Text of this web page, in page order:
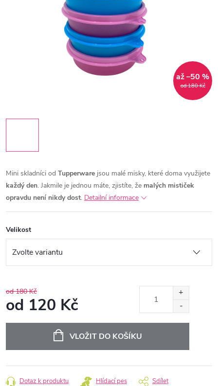
od 180 Kč
až –50 %
Mini skladníci od Tupperware jsou malé misky, které doma využijete
každý den. Jakmile je jednou máte, zjistíte, že malých mističek
opravdu není nikdy dost. Detailní informace
Velikost
od 180 Kč
od 120 Kč
VLOŽIT DO KOŠÍKU
Dotaz k produktu Hlídací pes Sdílet